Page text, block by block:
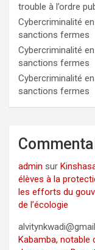
trouble à l’ordre
Cybercriminalité
sanctions fermes
Cybercriminalité
sanctions fermes
Cybercriminalité
sanctions fermes
admin sur
élèves à la
les efforts du
de l’écologie
Kabamba, notable